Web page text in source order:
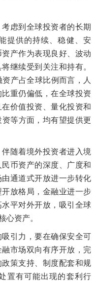
虑到全球投资者的长期
提供的持续、稳健、安
产作为表现良好、波动
继续受到关注和持有。
产占全球比例而言，人
重仍偏低，在全球投资
价值投资、量化投资和
等方面，均有望提供更
随着境外投资者进入境
币资产的深度、广度和
通道式开放进一步转化
放格局，金融业进一步
平对外开放，吸引全球
心资产。
引力，要在确保安全可
市场双向有序开放，完
策支持、制度配套和规
置有可能出现的套利行